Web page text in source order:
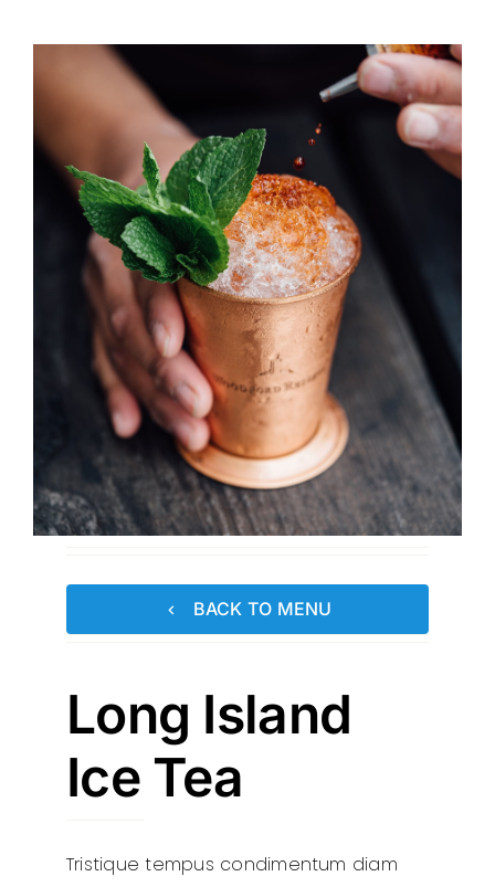
BACK TO MENU
Long Island
Ice Tea
Tristique tempus condimentum diam